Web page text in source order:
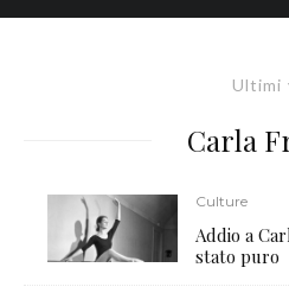
Ultimi
Carla
Culture
Addio a
stato puro